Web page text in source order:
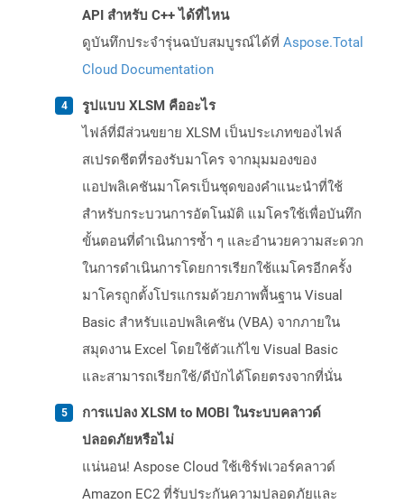
API สำหรับ C++ ได้ที่ไหน
ดูบันทึกประจำรุ่นฉบับสมบูรณ์ได้ที่ Aspose.Total
Cloud Documentation
รูปแบบ XLSM คืออะไร
ไฟล์ที่มีส่วนขยาย XLSM เป็นประเภทของไฟล์
สเปรดชีตที่รองรับมาโคร จากมุมมองของ
แอปพลิเคชันมาโครเป็นชุดของคำแนะนำที่ใช้
สำหรับกระบวนการอัตโนมัติ แมโครใช้เพื่อบันทึก
ขั้นตอนที่ดำเนินการซ้ำ ๆ และอำนวยความสะดวก
ในการดำเนินการโดยการเรียกใช้แมโครอีกครั้ง
มาโครถูกตั้งโปรแกรมด้วยภาพพื้นฐาน Visual
Basic สำหรับแอปพลิเคชัน (VBA) จากภายใน
สมุดงาน Excel โดยใช้ตัวแก้ไข Visual Basic
และสามารถเรียกใช้/ดีบักได้โดยตรงจากที่นั่น
การแปลง XLSM to MOBI ในระบบคลาวด์
ปลอดภัยหรือไม่
แน่นอน! Aspose Cloud ใช้เซิร์ฟเวอร์คลาวด์
Amazon EC2 ที่รับประกันความปลอดภัยและ